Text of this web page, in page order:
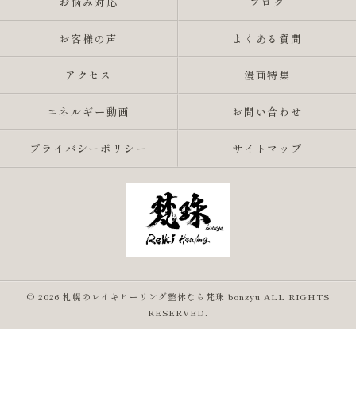
お客様の声 よくある質問
アクセス 漫画特集
エネルギー動画 お問い合わせ
プライバシーポリシー サイトマップ
© 2026 札幌のレイキヒーリング整体なら梵珠 bonzyu ALL RIGHTS
RESERVED.